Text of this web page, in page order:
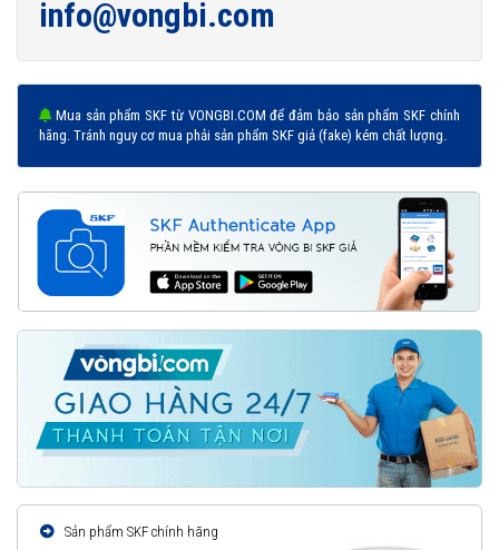
info@vongbi.com
Mua sản phẩm SKF từ VONGBI.COM để đảm bảo sản phẩm SKF chính
hãng. Tránh nguy cơ mua phải sản phẩm SKF giả (fake) kém chất lượng.
Sản phẩm SKF chính hãng